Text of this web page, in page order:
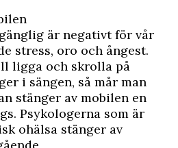
är negativt för vår
stress, oro och ångest.
ligga och skrolla på
i sängen, så mår man
stänger av mobilen en
Psykologerna som är
ohälsa stänger av